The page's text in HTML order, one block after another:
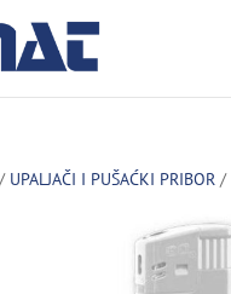
/ UPALJAČI I PUŠAĆKI PRIBOR /